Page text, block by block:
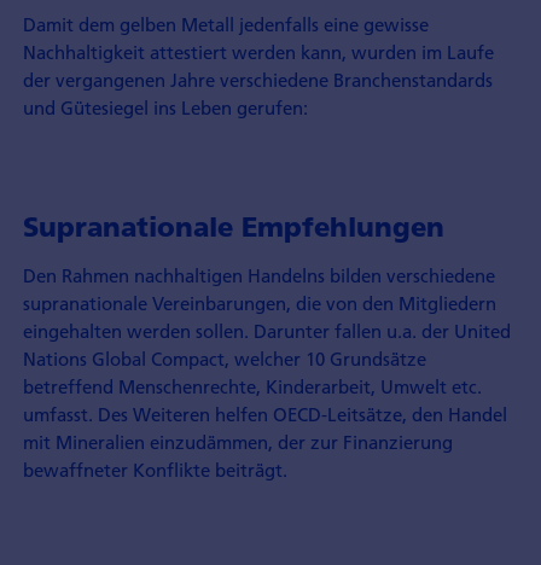
Damit dem gelben Metall jedenfalls eine gewisse
Nachhaltigkeit attestiert werden kann, wurden im Laufe
der vergangenen Jahre verschiedene Branchenstandards
und Gütesiegel ins Leben gerufen:
Supranationale Empfehlungen
Den Rahmen nachhaltigen Handelns bilden verschiedene
supranationale Vereinbarungen, die von den Mitgliedern
eingehalten werden sollen. Darunter fallen u.a. der United
Nations Global Compact, welcher 10 Grundsätze
betreffend Menschenrechte, Kinderarbeit, Umwelt etc.
umfasst. Des Weiteren helfen OECD-Leitsätze, den Handel
mit Mineralien einzudämmen, der zur Finanzierung
bewaffneter Konflikte beiträgt.